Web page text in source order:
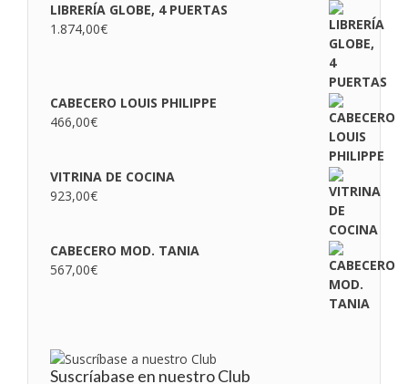
LIBRERÍA GLOBE, 4 PUERTAS
1.874,00€
CABECERO LOUIS PHILIPPE
466,00€
VITRINA DE COCINA
923,00€
CABECERO MOD. TANIA
567,00€
Suscríabase en nuestro Club